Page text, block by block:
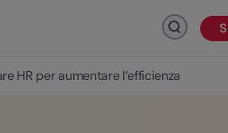
Fai clic
HR per aumentare l’efficienza